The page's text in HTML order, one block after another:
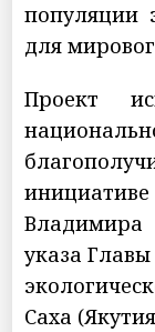
популяции
для
Проект
Владимира
указа
Саха